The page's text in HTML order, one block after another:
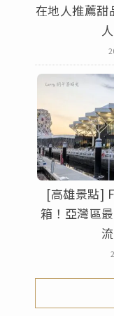
在地人推薦甜
[高雄景點]
箱！亞灣區